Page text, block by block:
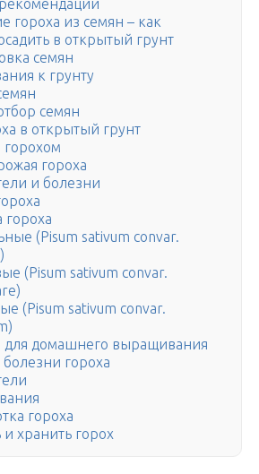
гороха из семян – как
в открытый грунт
семян
к грунту
семян
в открытый грунт
горохом
гороха
и болезни
гороха
(Pisum sativum convar.
(Pisum sativum convar.
(Pisum sativum convar.
для домашнего выращивания
гороха
гороха
и хранить горох